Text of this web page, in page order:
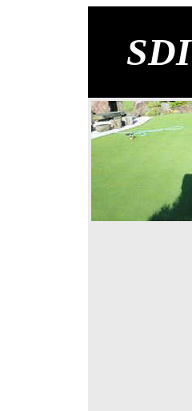
SDI